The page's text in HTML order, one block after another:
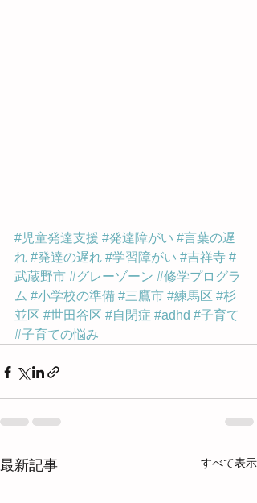
#児童発達支援 #発達障がい #言葉の遅
れ #発達の遅れ #学習障がい #吉祥寺 #
武蔵野市 #グレーゾーン #修学プログラ
ム #小学校の準備 #三鷹市 #練馬区 #杉
並区 #世田谷区 #自閉症 #adhd #子育て
#子育ての悩み
最新記事 すべて表示